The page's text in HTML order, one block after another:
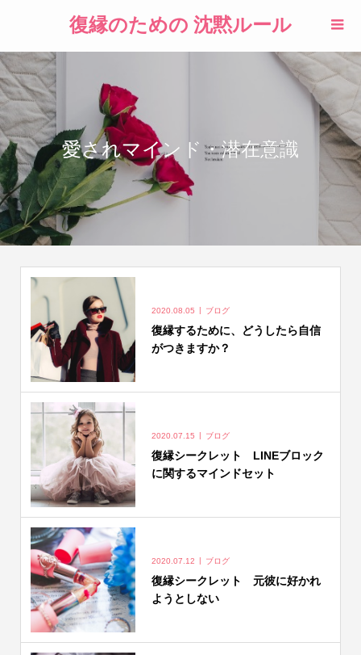
復縁のための 沈黙ルール
愛されマインド・潜在意識
2020.08.05 ブログ
復縁するために、どうしたら自信
がつきますか？
2020.07.15 ブログ
復縁シークレット LINEブロック
に関するマインドセット
2020.07.12 ブログ
復縁シークレット 元彼に好かれ
ようとしない